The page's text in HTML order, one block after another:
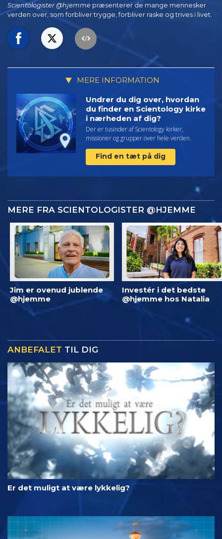
Scientologister @hjemme præsenterer de mange mennesker
verden over, som forbliver trygge, forbliver raske og trives i livet.
MERE INFORMATION
Undrer du dig over, hvordan
du finder en Scientology kirke
i nærheden af dig?
Der er tusinder af Scientology kirker,
missioner og grupper over hele verden.
Find en tæt på dig
MERE FRA SCIENTOLOGISTER @HJEMME
Jim er ovenud jublende
@hjemme
Investér i det bedste
@hjemme hos Natalia
ANBEFALET TIL DIG
Er det muligt at være lykkelig?